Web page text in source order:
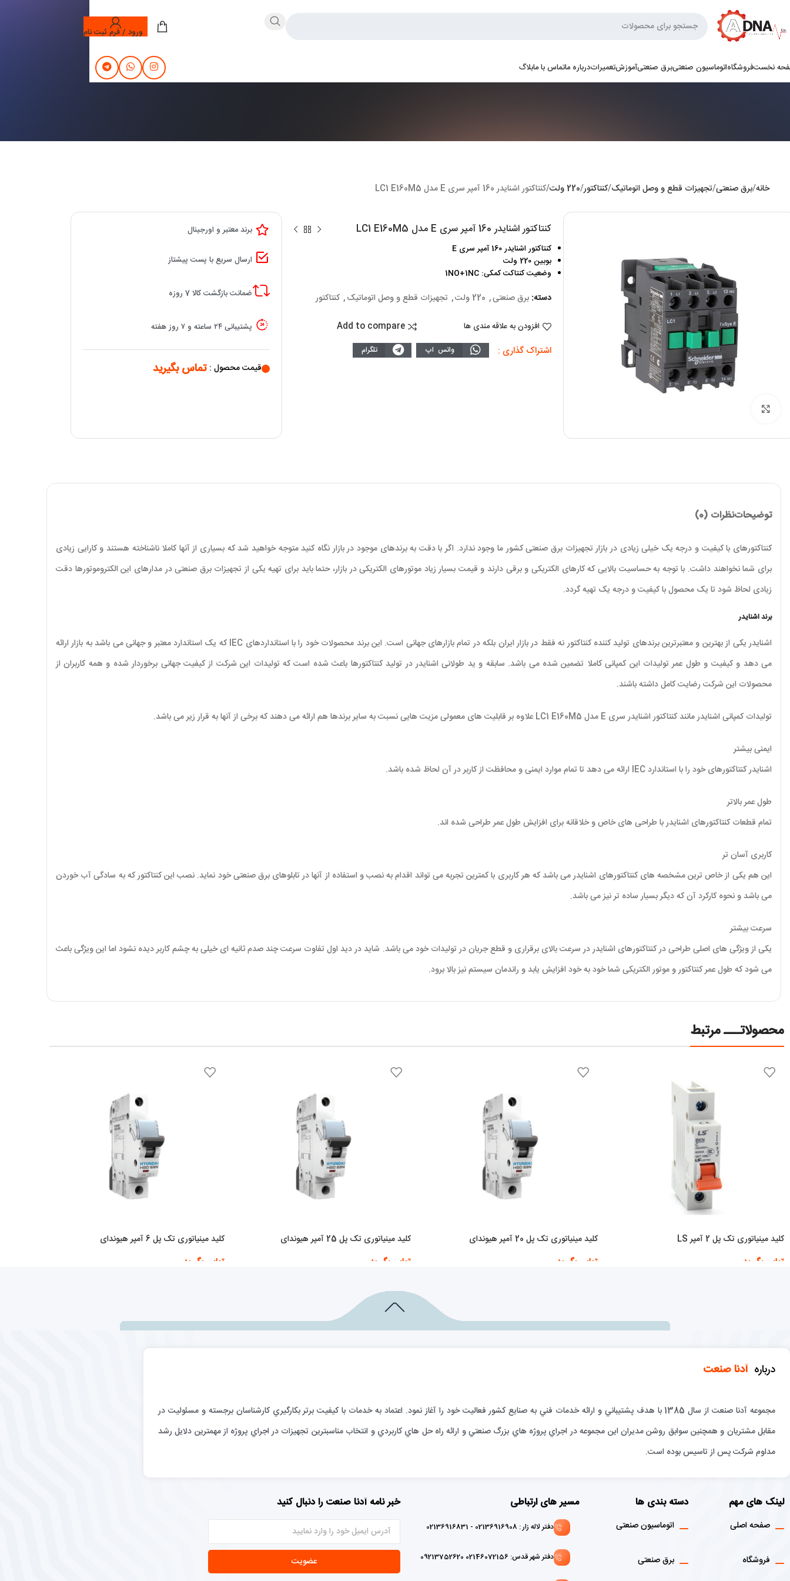
ورود / فرم ثبت نام
نخستفروشگاهاتوماسیون صنعتیبرق صنعتیآموزشتعمیراتدرباره ماتماس با مابلاگ
خانه برق صنعتی تجهیزات قطع و وصل اتوماتیک کنتاکتور 220 ولت کنتاکتور اشنایدر 160 آمپر سری E مدل LC1 E160M5
کنتاکتور اشنایدر 160 آمپر سری E مدل LC1 E160M5
کنتاکتور اشنایدر 160 آمپر سری E
بوبین 220 ولت
وضعیت کنتاکت کمکی: 1NO+1NC
دسته: برق صنعتی, 220 ولت , تجهیزات قطع و وصل اتوماتیک, کنتاکتور
افزودن به علاقه مندی ها Add to compare
اشتراک گذاری : واتس اپ تلگرام
برند معتبر و اورجینال
ارسال سریع با پست پیشتاز
ضمانت بازگشت کالا 7 روزه
پشتیبانی ۲۴ ساعته و ۷ روز هفته
قیمت محصول : تماس بگیرید
توضیحاتنظرات (0)
کنتاکتورهای با کیفیت و درجه یک خیلی زیادی در بازار تجهیزات برق صنعتی کشور ما وجود ندارد. اگر با دقت به برندهای موجود در بازار نگاه کنید متوجه خواهید شد که بسیاری از آنها کاملا ناشناخته هستند و کارایی زیادی
برای شما نخواهند داشت. با توجه به حساسیت بالایی که کارهای الکتریکی و برقی دارند و قیمت بسیار زیاد موتورهای الکتریکی در بازار، حتما باید برای تهیه یکی از تجهیزات برق صنعتی در مدارهای این الکتروموتورها دقت
زیادی لحاظ شود تا یک محصول با کیفیت و درجه یک تهیه گردد.
برند اشنایدر
اشنایدر یکی از بهترین و معتبرترین برندهای تولید کننده کنتاکتور نه فقط در بازار ایران بلکه در تمام بازارهای جهانی است. این برند محصولات خود را با استانداردهای IEC که یک استاندارد معتبر و جهانی می باشد به بازار ارائه
می دهد و کیفیت و طول عمر تولیدات این کمپانی کاملا تضمین شده می باشد. سابقه و ید طولانی اشنایدر در تولید کنتاکتورها باعث شده است که تولیدات این شرکت از کیفیت جهانی برخوردار شده و همه کاربران از
محصولات این شرکت رضایت کامل داشته باشند.
تولیدات کمپانی اشنایدر مانند کنتاکتور اشنایدر سری E مدل LC1 E160M5 علاوه بر قابلیت های معمولی مزیت هایی نسبت به سایر برندها هم ارائه می دهند که برخی از آنها به قرار زیر می باشد.
ایمنی بیشتر
اشنایدر کنتاکتورهای خود را با استاندارد IEC ارائه می دهد تا تمام موارد ایمنی و محافظت از کاربر در آن لحاظ شده باشد.
طول عمر بالاتر
تمام قطعات کنتاکتورهای اشنایدر با طراحی های خاص و خلاقانه برای افزایش طول عمر طراحی شده اند.
کاربری آسان تر
این هم یکی از خاص ترین مشخصه های کنتاکتورهای اشنایدر می باشد که هر کاربری با کمترین تجربه می تواند اقدام به نصب و استفاده از آنها در تابلوهای برق صنعتی خود نماید. نصب این کنتاکتور که به سادگی آب خوردن
می باشد و نحوه کارکرد آن که دیگر بسیار ساده تر نیز می باشد.
سرعت بیشتر
یکی از ویژگی های اصلی طراحی در کنتاکتورهای اشنایدر در سرعت بالای برقراری و قطع جریان در تولیدات خود می باشد. شاید در دید اول تفاوت سرعت چند صدم ثانیه ای خیلی به چشم کاربر دیده نشود اما این ویژگی باعث
می شود که طول عمر کنتاکتور و موتور الکتریکی شما خود به خود افزایش یابد و راندمان سیستم نیز بالا برود.
محصولاتـــ مرتبط
کلید مینیاتوری تک پل 2 آمپر LS
تماس بگیرید
کلید مینیاتوری تک پل 20 آمپر هیوندای
تماس بگیرید
کلید مینیاتوری تک پل 25 آمپر هیوندای
تماس بگیرید
کلید مینیاتوری تک پل 6 آمپر هیوندای
تماس بگیرید
درباره آدنا صنعت
مجموعه آدنا صنعت از سال 1385 با هدف پشتيباني و ارائه خدمات فني به صنايع كشور فعاليت خود را آغاز نمود. اعتماد به خدمات با كيفيت برتر بكارگيري كارشناسان برجسته و مسئوليت در
مقابل مشتريان و همچنين سوابق روشن مديران اين مجموعه در اجراي پروژه هاي بزرگ صنعتي و ارائه راه حل هاي كاربردي و انتخاب مناسبترين تجهيزات در اجراي پروژه از مهمترين دلايل رشد
مداوم شركت پس از تاسيس بوده است.
لینک های مهم
صفحه اصلی
فروشگاه
دسته بندی ها
اتوماسیون صنعتی
برق صنعتی
مسیر های ارتباطی
دفتر لاله زار : 02136916908 - 02136916831
دفتر شهر قدس: 02146072156 09213752620
خبر نامه آدنا صنعت را دنبال کنید
عضویت